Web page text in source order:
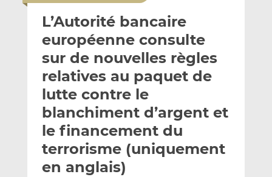
o
y
e
r
p
a
m
a
i
t
a
r
s
u
L
i
n
t
a
g
e
r
s
u
F
a
c
L’Autorité bancaire
européenne consulte
sur de nouvelles règles
relatives au paquet de
lutte contre le
blanchiment d’argent et
le financement du
terrorisme (uniquement
en anglais)